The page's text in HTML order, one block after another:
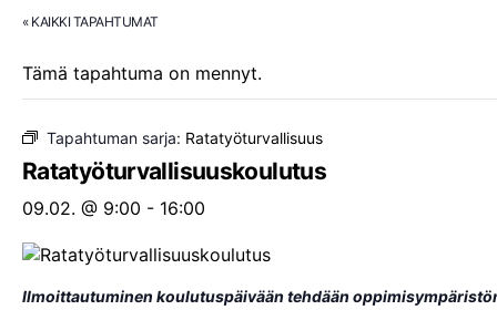
« KAIKKI TAPAHTUMAT
Tämä tapahtuma on mennyt.
Tapahtuman sarja: Ratatyöturvallisuus
Ratatyöturvallisuuskoulutus
09.02. @ 9:00 - 16:00
Ilmoittautuminen koulutuspäivään tehdään